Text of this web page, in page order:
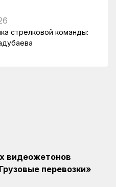
стрелковой команды:
видеожетонов
перевозки»